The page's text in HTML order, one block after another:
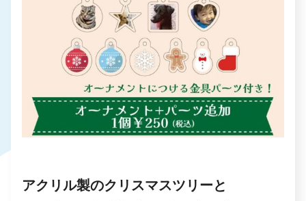
アクリル製のクリスマスツリーと